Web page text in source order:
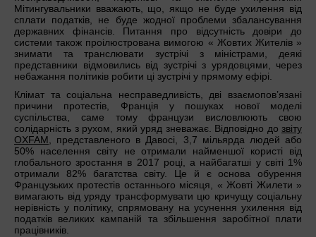
Мітингувальники вважають, що, якщо не буде ухилення від
сплати податків, не буде жодної проблеми збалансування
державних фінансів. Питання про відсутність довіри до
системи також проілюстрована вимогою « Жовтих Жителів »
знимати та транслювати зустрічі з міністрами, деякі
представники відмовились від зустрічі з урядовцями, через
небажання політиків робити ці зустрічі у прямому ефірі.
Клімат та соціальна несправедливість, дві взаємопов’язані
причини протестів, Франція у пошуках нової моделі
суспільства, саме тому французи висловлюють свою
солідарність з рухом, який уряд зневажає. Відповідно до звіту
OXFAM, представленого в Давосі, 3,7 мільярда людей або
50% населення світу не отримали найменшої користі від
глобального зростання в 2017 році, а найбагатші у світі 1%
отримали 82% багатства світу. Це й є основа обурення
Французьких протестів останнього місяця, « Жовті Жилети »
вимагають від уряду трансформувати цю кричущу соціальну
нерівність у політику, спрямовану на усунення ухилення від
податків великих кампаній та збільшення заробітної плати
працівників.